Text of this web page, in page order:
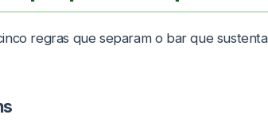
regras que separam o bar que